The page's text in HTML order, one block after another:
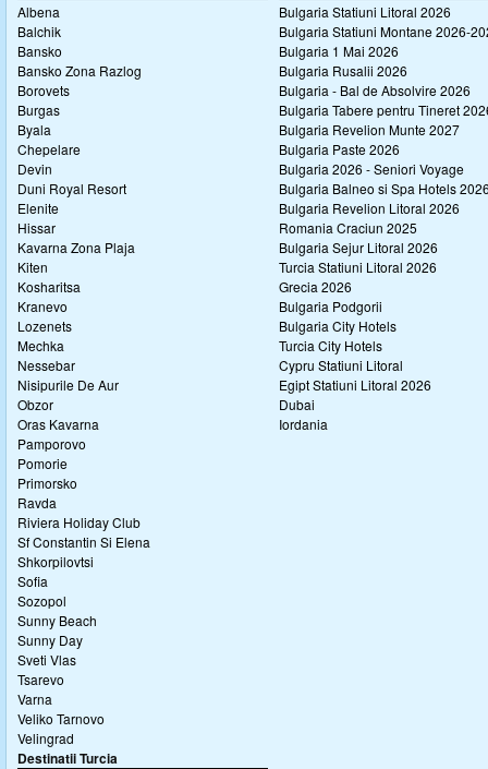
Albena
Balchik
Bansko
Bansko Zona Razlog
Borovets
Burgas
Byala
Chepelare
Devin
Duni Royal Resort
Elenite
Hissar
Kavarna Zona Plaja
Kiten
Kosharitsa
Kranevo
Lozenets
Mechka
Nessebar
Nisipurile De Aur
Obzor
Oras Kavarna
Pamporovo
Pomorie
Primorsko
Ravda
Riviera Holiday Club
Sf Constantin Si Elena
Shkorpilovtsi
Sofia
Sozopol
Sunny Beach
Sunny Day
Sveti Vlas
Tsarevo
Varna
Veliko Tarnovo
Velingrad
Destinatii Turcia
Bulgaria Statiuni Litoral 2026
Bulgaria Statiuni Montane 2026-
Bulgaria 1 Mai 2026
Bulgaria Rusalii 2026
Bulgaria - Bal de Absolvire 2026
Bulgaria Tabere pentru Tineret
Bulgaria Revelion Munte 2027
Bulgaria Paste 2026
Bulgaria 2026 - Seniori Voyage
Bulgaria Balneo si Spa Hotels
Bulgaria Revelion Litoral 2026
Romania Craciun 2025
Bulgaria Sejur Litoral 2026
Turcia Statiuni Litoral 2026
Grecia 2026
Bulgaria Podgorii
Bulgaria City Hotels
Turcia City Hotels
Cypru Statiuni Litoral
Egipt Statiuni Litoral 2026
Dubai
Iordania